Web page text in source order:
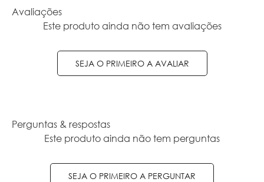
Avaliações
Este produto ainda não tem avaliações
SEJA O PRIMEIRO A AVALIAR
Perguntas & respostas
Este produto ainda não tem perguntas
SEJA O PRIMEIRO A PERGUNTAR